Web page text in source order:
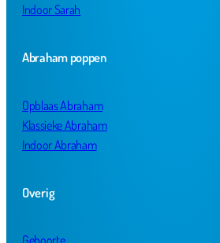
Indoor Sarah
Abraham poppen
Opblaas Abraham
Klassieke Abraham
Indoor Abraham
Overig